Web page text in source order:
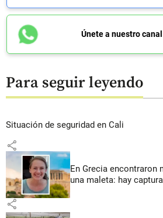
Únete a nuestro
Para seguir leyendo
Situación de seguridad en Cali
share
En Grecia encontraron
una maleta: hay
share